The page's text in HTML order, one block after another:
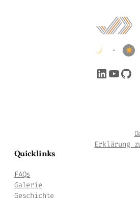
•
LinkedIn YouTube GitHub
Erklärung
Quicklinks
FAQs
Galerie
Geschichte